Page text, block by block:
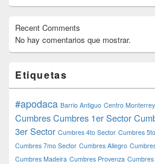
Recent Comments
No hay comentarios que mostrar.
Etiquetas
#apodaca Barrio Antiguo Centro Monterrey
CumbresCumbres 1er Sector
3er Sector Cumbres 4to Sector Cumbres
Cumbres 7mo Sector Cumbres Allegro
Cumbres Madeira Cumbres Provenza